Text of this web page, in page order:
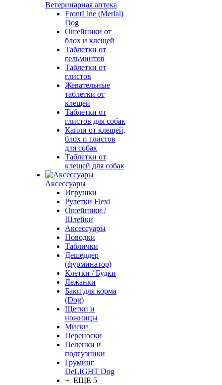
Ветеринарная аптека
FrontLine (Merial)
Dog
Ошейники от
блох и клещей
Таблетки от
гельминтов
Таблетки от
глистов
Жевательные
таблетки от
клещей
Таблетки от
глистов для собак
Капли от клещей,
блох и глистов
для собак
Таблетки от
клещей для собак
Аксессуары
Игрушки
Рулетки Flexi
Ошейники /
Шлейки
Аксессуары
Поводки
Таблички
Дешеддер
(фурминатор)
Клетки / Будки
Лежанки
Баки для корма
(Dog)
Щетки и
ножницы
Миски
Переноски
Пеленки и
подгузники
Груминг
DeLIGHT Dog
+ ЕЩЕ 5